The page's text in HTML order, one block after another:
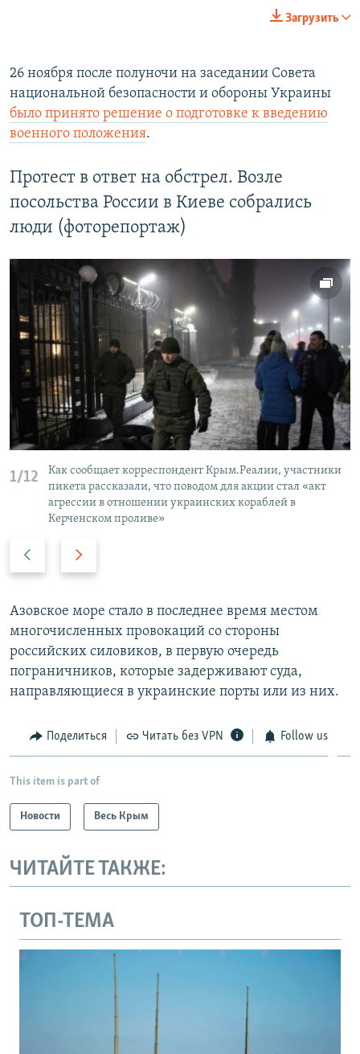
Загрузить
26 ноября после полуночи на заседании Совета
национальной безопасности и обороны Украины
было принято решение о подготовке к введению
военного положения.
Протест в ответ на обстрел. Возле
посольства России в Киеве собрались
люди (фоторепортаж)
1/12
Как сообщает корреспондент Крым.Реалии, участники
пикета рассказали, что поводом для акции стал «акт
агрессии в отношении украинских кораблей в
Керченском проливе»
д
ы
д
у
щ
а
й
д
д
у
ю
щ
и
л
й
д
Азовское море стало в последнее время местом
многочисленных провокаций со стороны
российских силовиков, в первую очередь
пограничников, которые задерживают суда,
направляющиеся в украинские порты или из них.
Поделиться Читать без VPN Follow us
This item is part of
Новости Весь Крым
ЧИТАЙТЕ ТАКЖЕ:
ТОП-ТЕМА